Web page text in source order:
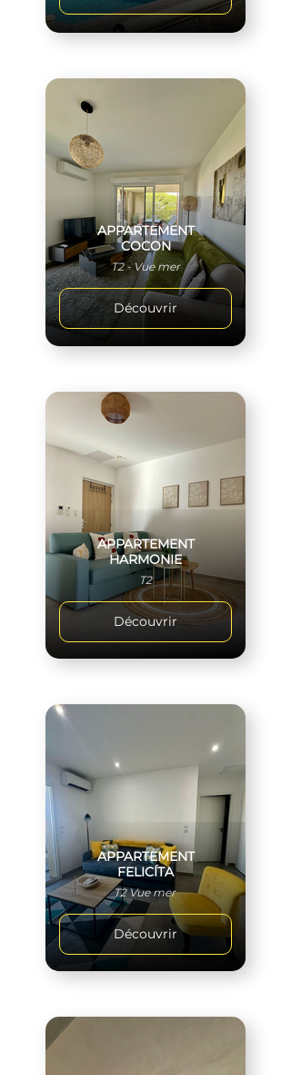
APPARTEMENT
COCON
T2 - Vue mer
Découvrir
APPARTEMENT
HARMONIE
T2
Découvrir
APPARTEMENT
FELICÍTA
T2 Vue mer
Découvrir